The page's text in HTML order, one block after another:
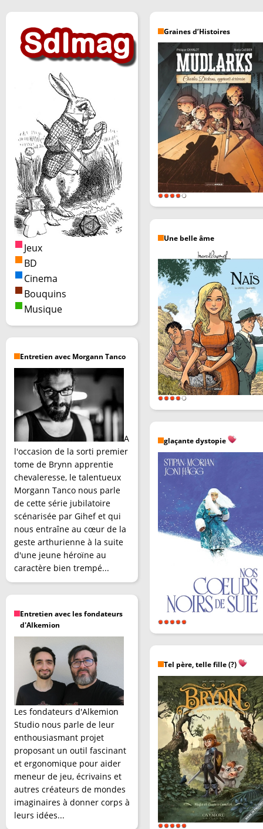
Jeux
BD
Cinema
Bouquins
Musique
Entretien avec Morgann Tanco
A
l'occasion de la sorti premier
tome de Brynn apprentie
chevaleresse, le talentueux
Morgann Tanco nous parle
de cette série jubilatoire
scénarisée par Gihef et qui
nous entraîne au cœur de la
geste arthurienne à la suite
d'une jeune héroïne au
caractère bien trempé...
Entretien avec les fondateurs
d'Alkemion
Les fondateurs d'Alkemion
Studio nous parle de leur
enthousiasmant projet
proposant un outil fascinant
et ergonomique pour aider
meneur de jeu, écrivains et
autres créateurs de mondes
imaginaires à donner corps à
leurs idées...
Graines d’Histoires
Une belle âme
glaçante dystopie
Tel père, telle fille (?)